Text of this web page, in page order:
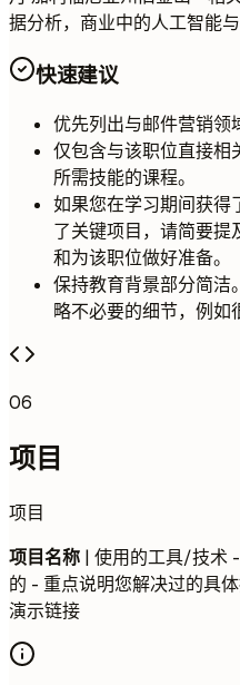
据分析，商业中的人工智能
快速建议
优先列出与邮件营销领
仅包含与该职位直接相
所需技能的课程。
如果您在学习期间获得
了关键项目，请简要提
和为该职位做好准备。
保持教育背景部分简洁
略不必要的细节，例如
06
项目
项目
项目名称 | 使用的工具/技术
的 - 重点说明您解决过的具
演示链接